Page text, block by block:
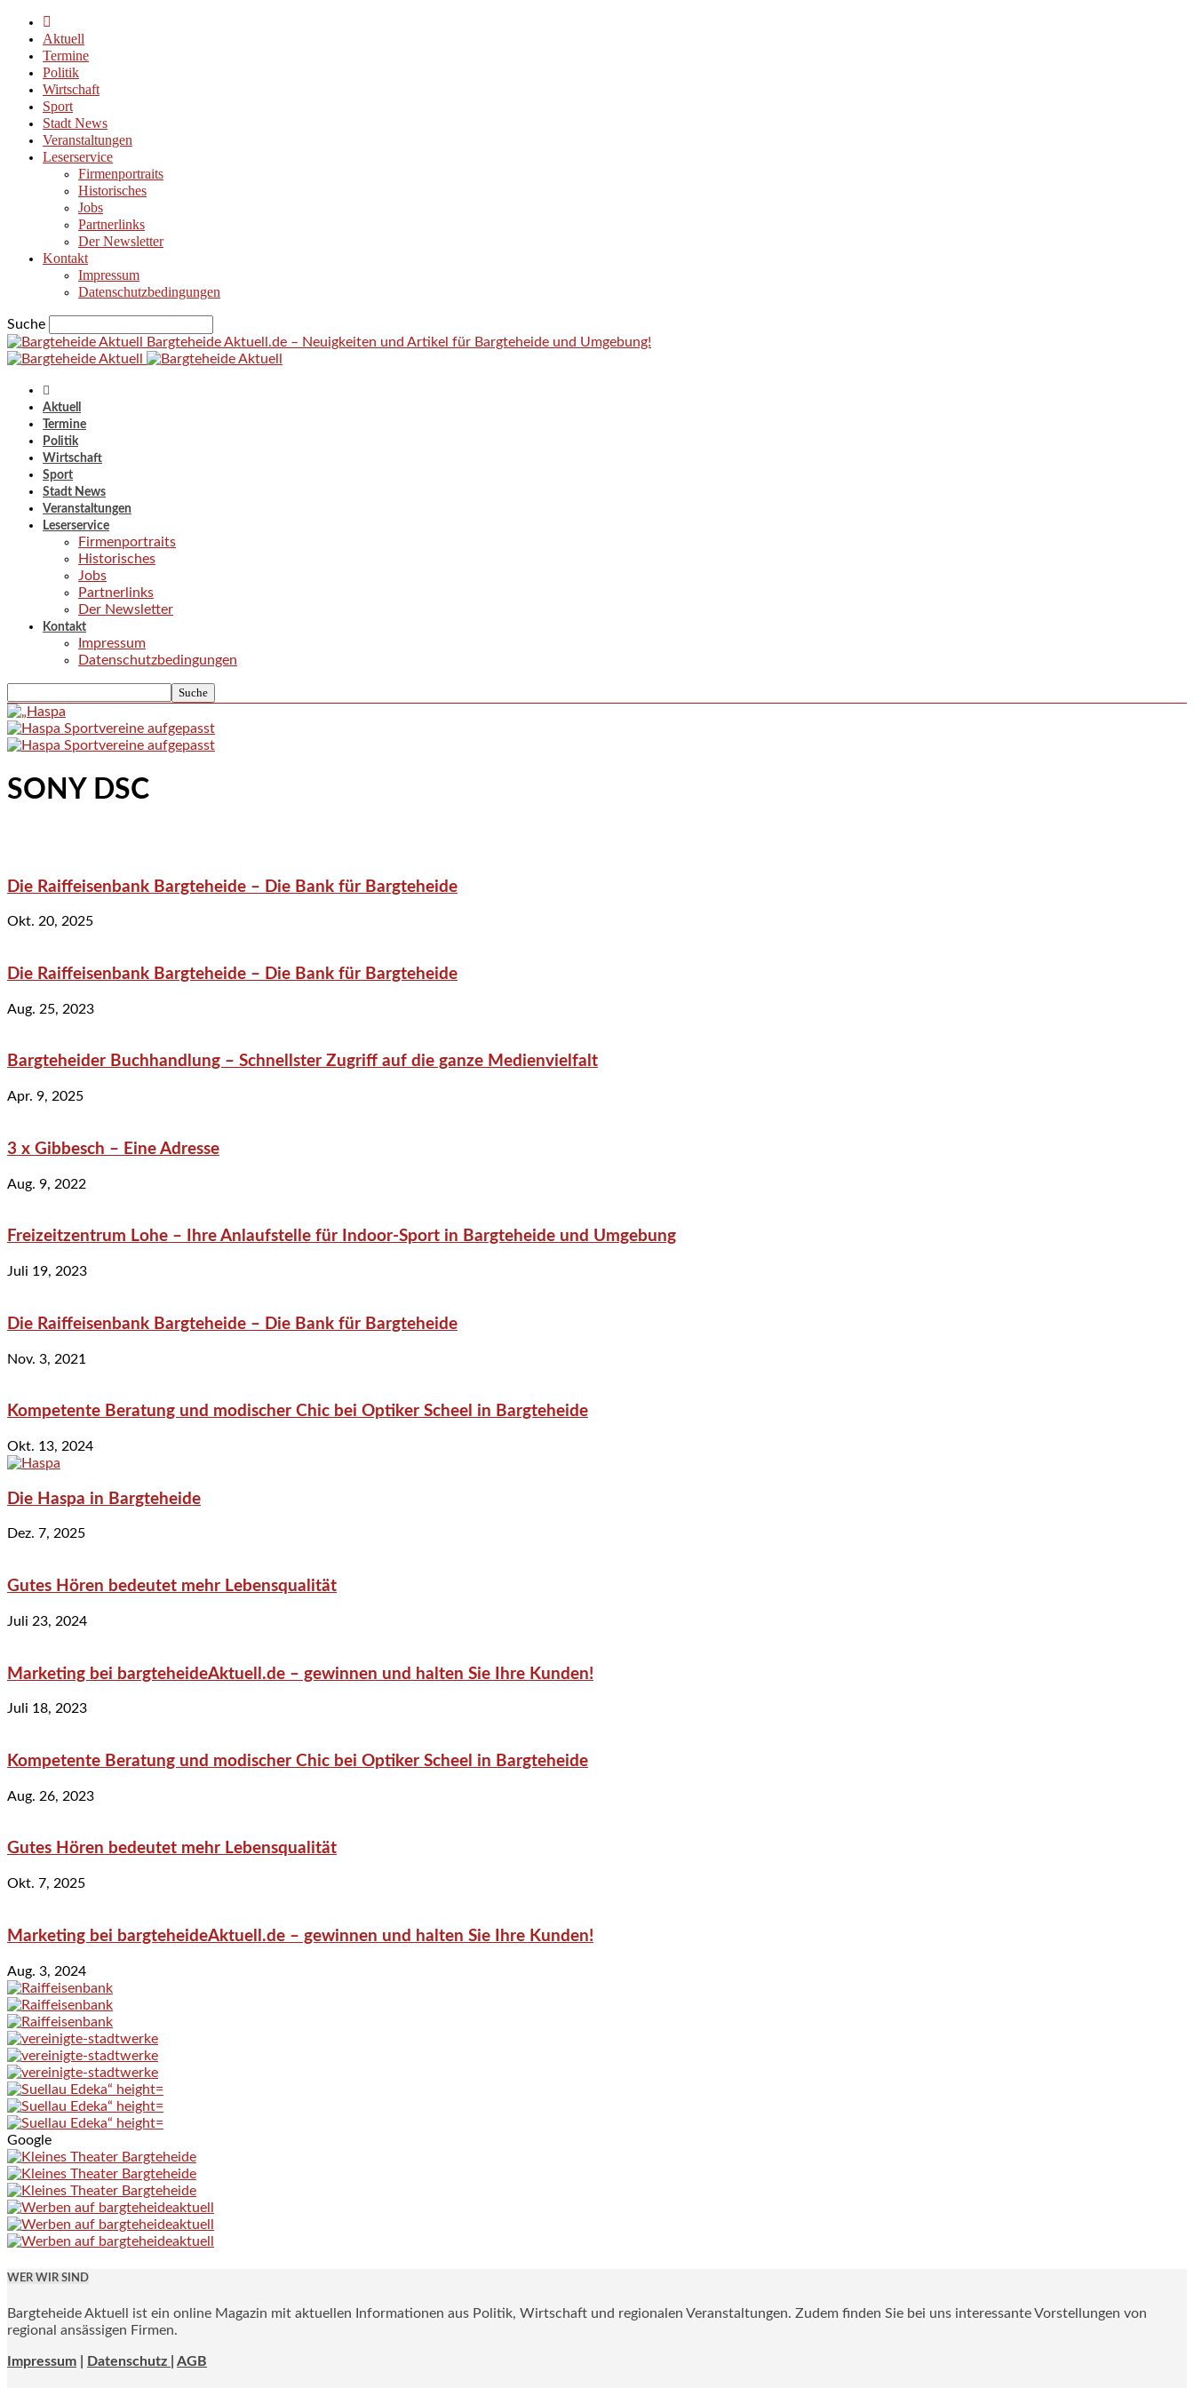
Aktuell
Termine
Politik
Wirtschaft
Sport
Stadt News
Veranstaltungen
Leserservice
Firmenportraits
Historisches
Jobs
Partnerlinks
Der Newsletter
Kontakt
Impressum
Datenschutzbedingungen
Suche
Bargteheide Aktuell.de – Neuigkeiten und Artikel für Bargteheide und Umgebung!
Aktuell
Termine
Politik
Wirtschaft
Sport
Stadt News
Veranstaltungen
Leserservice
Firmenportraits
Historisches
Jobs
Partnerlinks
Der Newsletter
Kontakt
Impressum
Datenschutzbedingungen
SONY DSC
Die Raiffeisenbank Bargteheide – Die Bank für Bargteheide
Okt. 20, 2025
Die Raiffeisenbank Bargteheide – Die Bank für Bargteheide
Aug. 25, 2023
Bargteheider Buchhandlung – Schnellster Zugriff auf die ganze Medienvielfalt
Apr. 9, 2025
3 x Gibbesch – Eine Adresse
Aug. 9, 2022
Freizeitzentrum Lohe – Ihre Anlaufstelle für Indoor-Sport in Bargteheide und Umgebung
Juli 19, 2023
Die Raiffeisenbank Bargteheide – Die Bank für Bargteheide
Nov. 3, 2021
Kompetente Beratung und modischer Chic bei Optiker Scheel in Bargteheide
Okt. 13, 2024
Die Haspa in Bargteheide
Dez. 7, 2025
Gutes Hören bedeutet mehr Lebensqualität
Juli 23, 2024
Marketing bei bargteheideAktuell.de – gewinnen und halten Sie Ihre Kunden!
Juli 18, 2023
Kompetente Beratung und modischer Chic bei Optiker Scheel in Bargteheide
Aug. 26, 2023
Gutes Hören bedeutet mehr Lebensqualität
Okt. 7, 2025
Marketing bei bargteheideAktuell.de – gewinnen und halten Sie Ihre Kunden!
Aug. 3, 2024
Google
WER WIR SIND
Bargteheide Aktuell ist ein online Magazin mit aktuellen Informationen aus Politik, Wirtschaft und regionalen Veranstaltungen. Zudem finden Sie bei uns interessante Vorstellungen von
regional ansässigen Firmen.
Impressum Datenschutz | AGB